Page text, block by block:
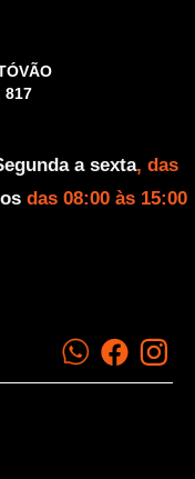
817
a sexta, das
das 08:00 às 15:00